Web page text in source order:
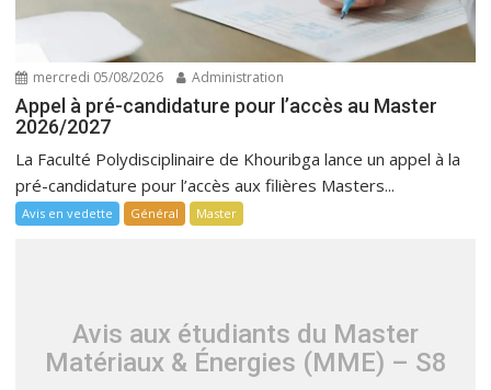
mercredi 05/08/2026 Administration
Appel à pré-candidature pour l’accès au Master
2026/2027
La Faculté Polydisciplinaire de Khouribga lance un appel à la
pré-candidature pour l’accès aux filières Masters...
Avis en vedette Général Master
Avis aux étudiants du Master
Matériaux & Énergies (MME) – S8